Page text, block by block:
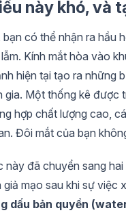
này khó, và
bạn có thể nhận ra hầu
Kính mắt hòa vào
hiện tại tạo ra những
gia. Một thống kê được
hợp chất lượng cao,
Đôi mắt của bạn
này đã chuyển sang
giả mạo sau khi sự
dấu bản quyền